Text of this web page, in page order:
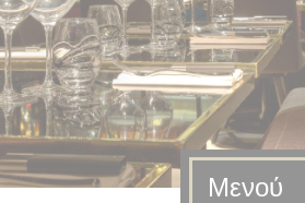
Μενού